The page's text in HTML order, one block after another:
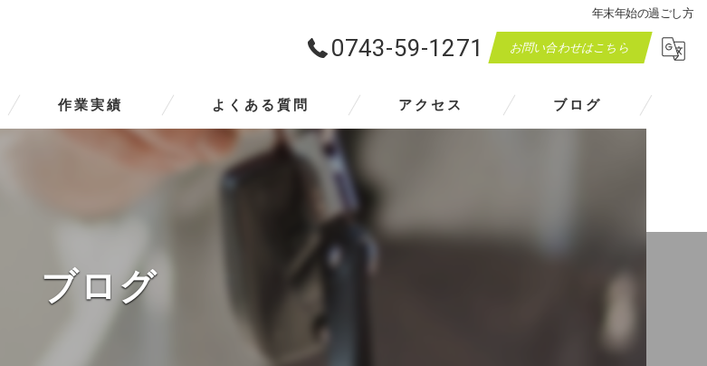
年末年始の過ごし方
0743-59-1271 お問い合わせはこちら
作業実績 よくある質問 アクセス ブログ
ブログ